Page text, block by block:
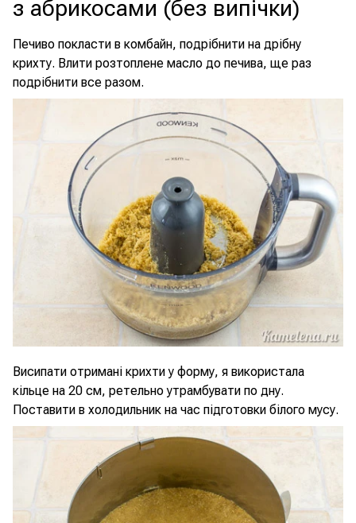
з абрикосами (без випічки)
Печиво покласти в комбайн, подрібнити на дрібну
крихту. Влити розтоплене масло до печива, ще раз
подрібнити все разом.
Висипати отримані крихти у форму, я використала
кільце на 20 см, ретельно утрамбувати по дну.
Поставити в холодильник на час підготовки білого мусу.